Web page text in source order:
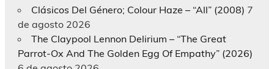
Clásicos Del Género; Colour Haze – “All” (2008) 7
de agosto 2026
The Claypool Lennon Delirium – “The Great
Parrot-Ox And The Golden Egg Of Empathy” (2026)